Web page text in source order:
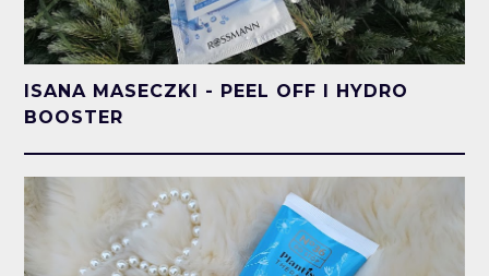
ISANA MASECZKI - PEEL OFF I HYDRO
BOOSTER